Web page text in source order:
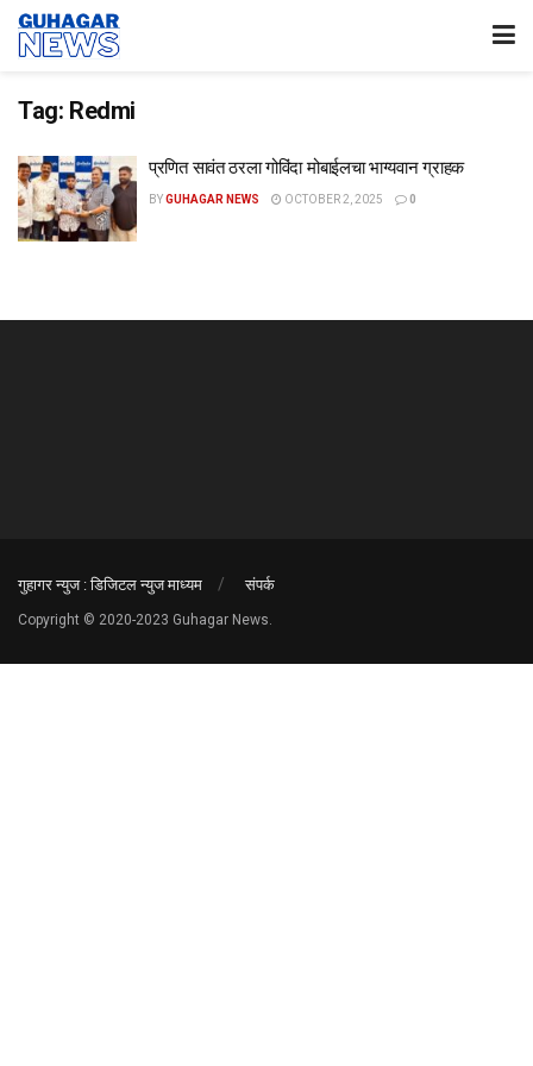
Tag: Redmi
प्रणित सावंत ठरला गोविंदा मोबाईलचा भाग्यवान ग्राहक
BYGUHAGAR NEWS OCTOBER 2, 2025 0
गुहागर न्युज : डिजिटल न्युज माध्यम संपर्क
Copyright © 2020-2023 Guhagar News.